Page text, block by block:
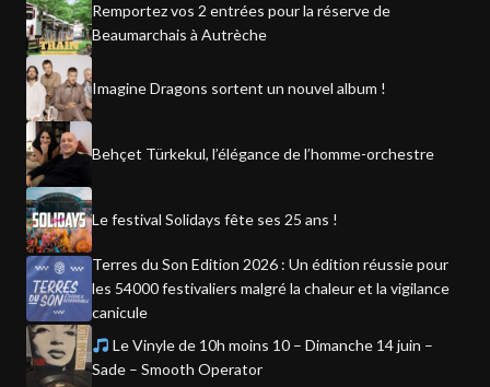
Remportez vos 2 entrées pour la réserve de
Beaumarchais à Autrèche
Imagine Dragons sortent un nouvel album !
Behçet Türkekul, l’élégance de l’homme-orchestre
Le festival Solidays fête ses 25 ans !
Terres du Son Edition 2026 : Un édition réussie pour
les 54000 festivaliers malgré la chaleur et la vigilance
canicule
Le Vinyle de 10h moins 10 – Dimanche 14 juin –
Sade – Smooth Operator